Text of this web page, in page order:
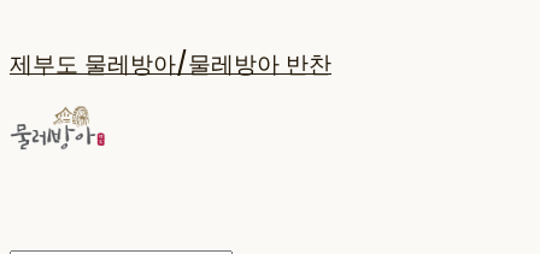
제부도 물레방아/물레방아 반찬